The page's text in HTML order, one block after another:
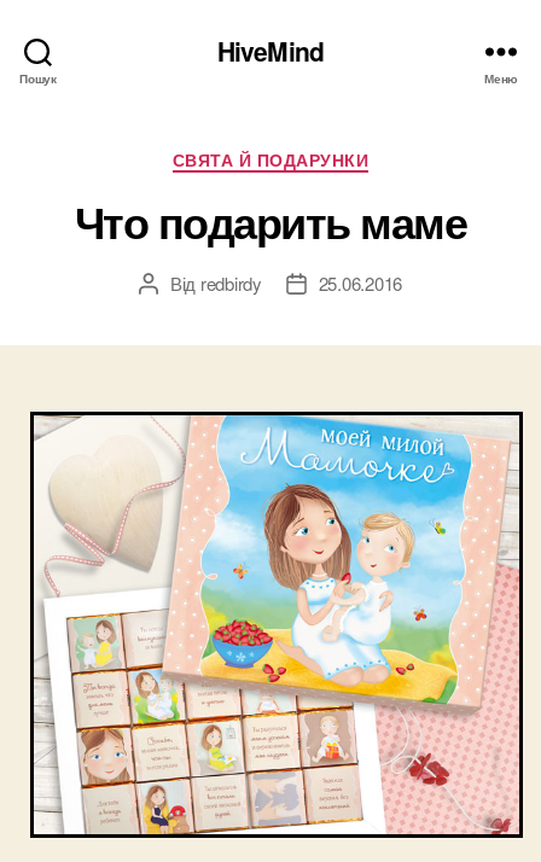
Пошук
HiveMind
Меню
Категорії
СВЯТА Й ПОДАРУНКИ
Что подарить маме
Автор
Від redbirdy
Дата25.06.2016